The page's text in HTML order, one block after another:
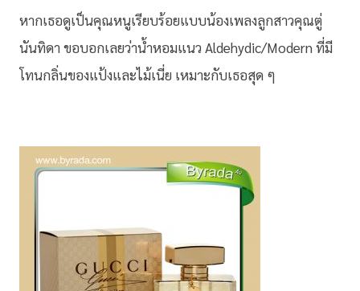
หากเธอดูเป็นคุณหนูเรียบร้อยแบบน้องเพลงลูกสาวคุณตู่
นันทิดา ขอบอกเลยว่าน้ำหอมแนว Aldehydic/Modern ที่มี
โทนกลิ่นของแป้งและไม้เนี่ย เหมาะกับเธอสุด ๆ